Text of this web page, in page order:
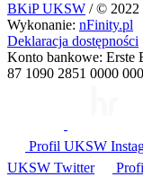
BKiP UKSW / © 2022
Wykonanie: nFinity.pl
Deklaracja dostępności
Konto bankowe: Erste
87 1090 2851 0000
Profil UKSW
UKSW Twitter